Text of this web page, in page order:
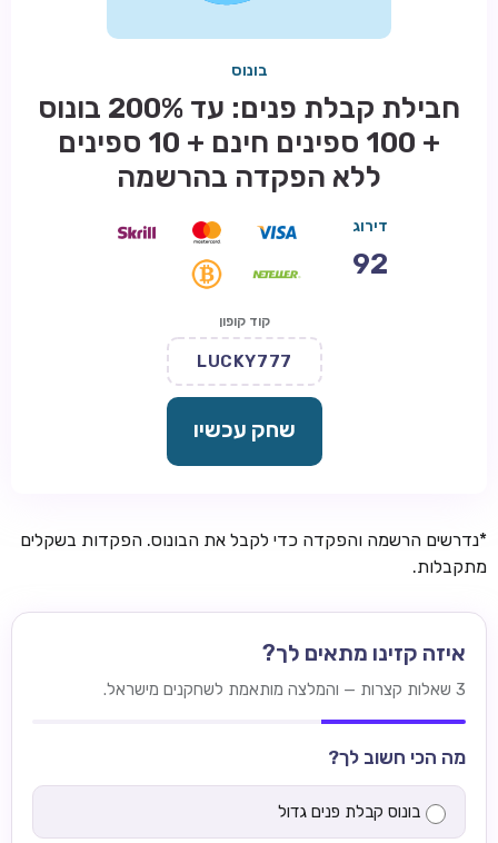
בונוס
חבילת קבלת פנים: עד 200% בונוס
+ 100 ספינים חינם + 10 ספינים
ללא הפקדה בהרשמה
דירוג
92
קוד קופון
LUCKY777
שחק עכשיו
*נדרשים הרשמה והפקדה כדי לקבל את הבונוס. הפקדות בשקלים
מתקבלות.
איזה קזינו מתאים לך?
3 שאלות קצרות — והמלצה מותאמת לשחקנים מישראל.
מה הכי חשוב לך?
בונוס קבלת פנים גדול